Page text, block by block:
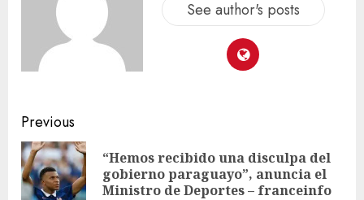
See author's posts
Previous
“Hemos recibido una disculpa del
gobierno paraguayo”, anuncia el
Ministro de Deportes – franceinfo